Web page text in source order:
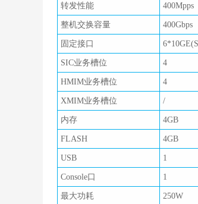
转发性能 400Mpps
整机交换容量 400Gbps
固定接口
SIC业务槽位 4
HMIM业务槽位 4
XMIM业务槽位 /
内存 4GB
FLASH 4GB
USB 1
Console口 1
最大功耗 250W